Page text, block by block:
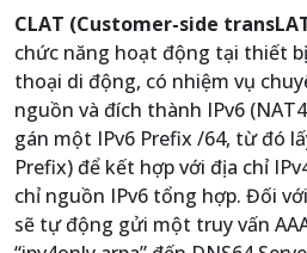
CLAT (Customer-side
chức năng hoạt động tại thiết
thoại di động, có nhiệm vụ
nguồn và đích thành IPv6
gán một IPv6 Prefix /64, từ đó
Prefix) để kết hợp với địa chỉ
chỉ nguồn IPv6 tổng hợp. Đối
sẽ tự động gửi một truy vấn